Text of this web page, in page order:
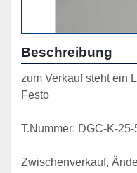
Beschreibung
zum Verkauf steht ein
Festo
T.Nummer: DGC-K-
Zwischenverkauf,